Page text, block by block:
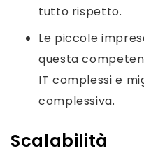
tutto rispetto.
Le piccole
questa
IT complessi e
complessiva.
Scalabilità